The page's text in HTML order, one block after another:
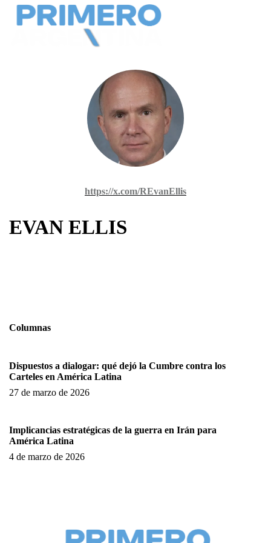
https://x.com/REvanEllis
EVAN ELLIS
Columnas
Dispuestos a dialogar: qué dejó la Cumbre contra los
Carteles en América Latina
27 de marzo de 2026
Implicancias estratégicas de la guerra en Irán para
América Latina
4 de marzo de 2026